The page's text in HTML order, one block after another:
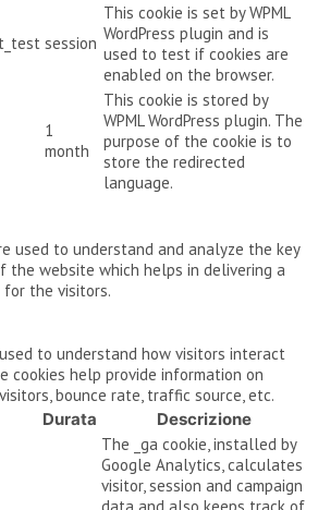
session
This cookie is set by WPML
WordPress plugin and is
used to test if cookies are
enabled on the browser.
1
month
This cookie is stored by
WPML WordPress plugin. The
purpose of the cookie is to
store the redirected
language.
used to understand and analyze the key
the website which helps in delivering a
the visitors.
to understand how visitors interact
cookies help provide information on
bounce rate, traffic source, etc.
Durata Descrizione
The _ga cookie, installed by
Google Analytics, calculates
visitor, session and campaign